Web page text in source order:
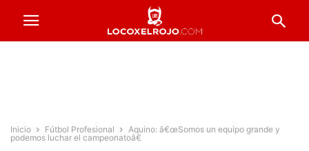
Inicio Fútbol Profesional
Aquino: â€œSomos un equipo grande y
podemos luchar el campeonatoâ€